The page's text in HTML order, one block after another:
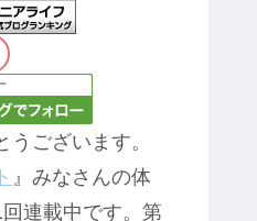
ございます。
』みなさんの体
連載中です。第